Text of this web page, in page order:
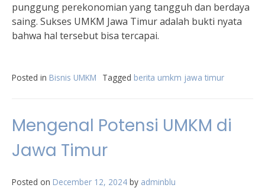
punggung perekonomian yang tangguh dan berdaya
saing. Sukses UMKM Jawa Timur adalah bukti nyata
bahwa hal tersebut bisa tercapai.
Posted in Bisnis UMKM Tagged berita umkm jawa timur
Mengenal Potensi UMKM di
Jawa Timur
Posted on December 12, 2024 by adminblu